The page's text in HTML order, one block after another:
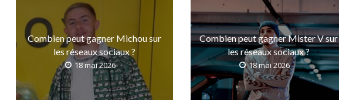
Combien peut gagner Michou sur
les réseaux sociaux ?
18 mai 2026
Combien peut gagner Mister V sur
les réseaux sociaux ?
18 mai 2026